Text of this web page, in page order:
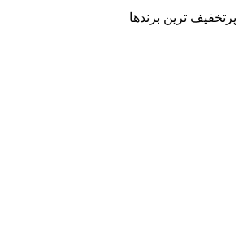
پرتخفیف ترین برندها